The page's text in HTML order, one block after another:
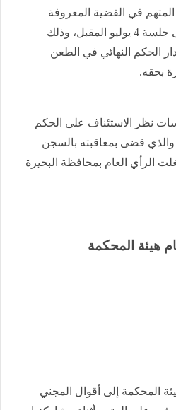
في القضية المعروفة
إعلاميًا بـ«فتاة البحيرة» إلى جلسة 4 يوليو المقبل، وذلك
الحكم النهائي في الطعن
بحقه.
نظر الاستئناف على الحكم
قضى بمعاقبته بالسجن
الرأي العام بمحافظة البحيرة
هيئة المحكمة
المحكمة إلى أقوال المجني